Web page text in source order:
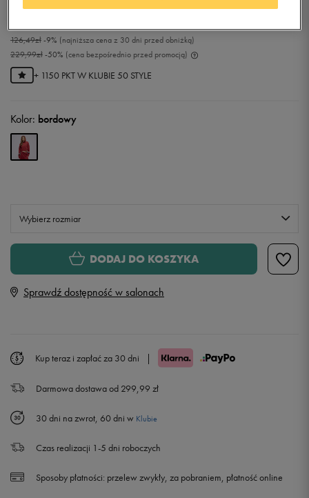
229,99zł-50% (cena bezpośrednio przed promocją)
126,49zł-9% (najniższa cena z 30 dni przed obniżką)
+ 1150 PKT W KLUBIE 50 STYLE
Kolor: bordowy
Wybierz rozmiar
Rozmiary EU Rozmiary US
38 Powiadom o dostępności
DODAJ DO KOSZYKA
Sprawdź dostępność w salonach
Kup teraz i zapłać za 30 dni |
Darmowa dostawa od 299,99 zł
30 dni na zwrot, 60 dni w Klubie
Czas realizacji 1-5 dni roboczych
Sposoby płatności: przelew zwykły, za pobraniem, płatność online